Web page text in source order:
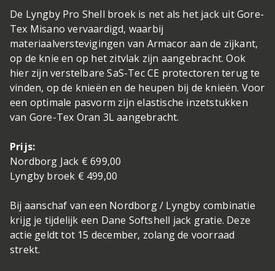
De Lyngby Pro Shell broek is net als het jack uit Gore-
Tex Misano vervaardigd, waarbij
materiaalverstevigingen van Armacor aan de zijkant,
op de knie en op het zitvlak zijn aangebracht. Ook
hier zijn verstelbare SaS-Tec CE protectoren terug te
vinden, op de knieën en de heupen bij de knieën. Voor
een optimale pasvorm zijn elastische inzetstukken
van Gore-Tex Oran 3L aangebracht.
Prijs:
Nordborg Jack € 699,00
Lyngby broek € 499,00
Bij aanschaf van een Nordborg / Lyngby combinatie
krijg je tijdelijk een Dane Softshell jack gratie. Deze
actie geldt tot 15 december, zolang de voorraad
strekt.